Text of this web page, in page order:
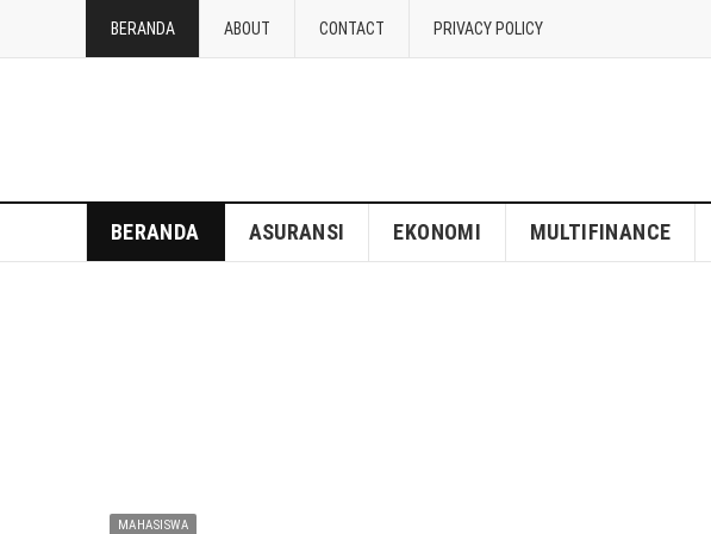
BERANDA ABOUT CONTACT PRIVACY POLICY
BERANDA ASURANSI EKONOMI MULTIFINANCE
MAHASISWA